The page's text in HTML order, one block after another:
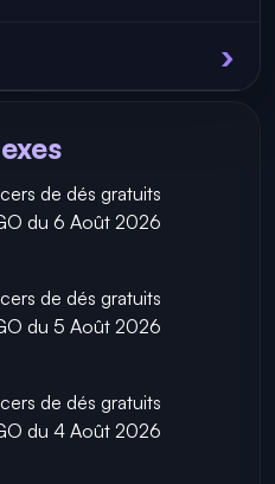
de dés gratuits
du 6 Août 2026
de dés gratuits
du 5 Août 2026
de dés gratuits
du 4 Août 2026